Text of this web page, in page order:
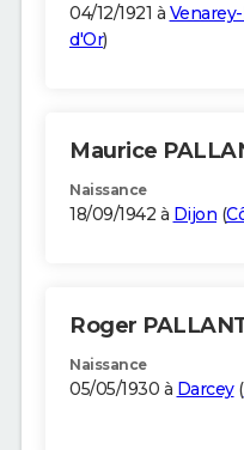
04/12/1921 à
d'Or)
Maurice
Naissance
18/09/1942 à Dijon (
Roger
Naissance
05/05/1930 à Darcey(